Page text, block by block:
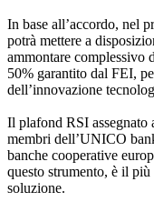
In base all’accordo, nel
potrà mettere a
ammontare complessivo
50% garantito dal FEI,
dell’innovazione
Il plafond RSI assegnato
membri dell’UNICO
banche cooperative
questo strumento, è il
soluzione.